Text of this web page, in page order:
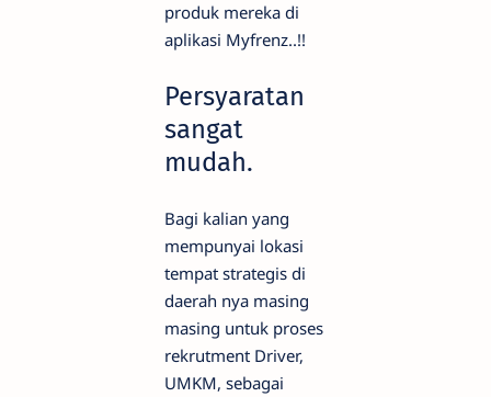
produk mereka di
aplikasi Myfrenz..!!
Persyaratan
sangat
mudah.
Bagi kalian yang
mempunyai lokasi
tempat strategis di
daerah nya masing
masing untuk proses
rekrutment Driver,
UMKM, sebagai